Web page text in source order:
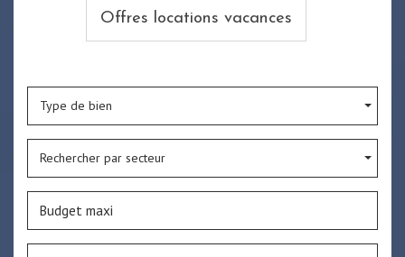
Offres locations vacances
Type de bien
Rechercher par secteur